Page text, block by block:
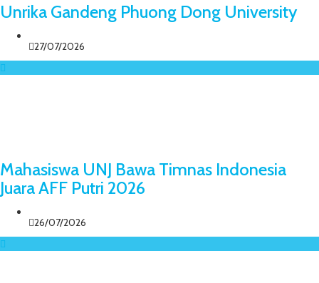
Unrika Gandeng Phuong Dong University
27/07/2026
Mahasiswa UNJ Bawa Timnas Indonesia
Juara AFF Putri 2026
26/07/2026